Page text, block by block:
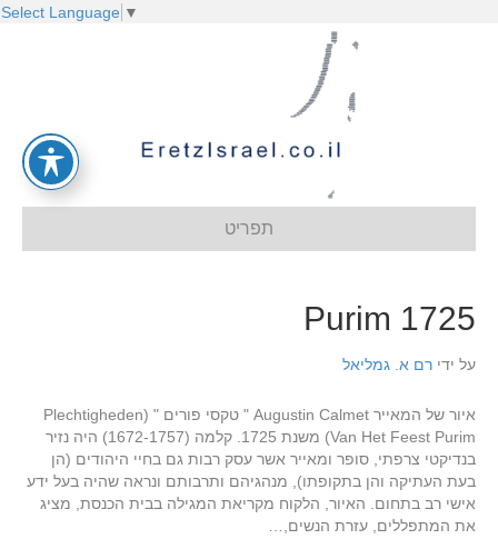
Select Language ▼
תפריט
1725 Purim
על ידי רם א. גמליאל
איור של המאייר Augustin Calmet " טקסי פורים " (Plechtigheden
Van Het Feest Purim) משנת 1725. קלמה (1672-1757) היה נזיר
בנדיקטי צרפתי, סופר ומאייר אשר עסק רבות גם בחיי היהודים (הן
בעת העתיקה והן בתקופתו), מנהגיהם ותרבותם ונראה שהיה בעל ידע
אישי רב בתחום. האיור, הלקוח מקריאת המגילה בבית הכנסת, מציג
את המתפללים, עזרת הנשים,…